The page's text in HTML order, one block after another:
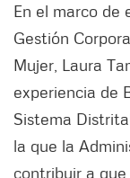
En el marco de
Gestión
Mujer, Laura
experiencia de
Sistema
la que la
contribuir a